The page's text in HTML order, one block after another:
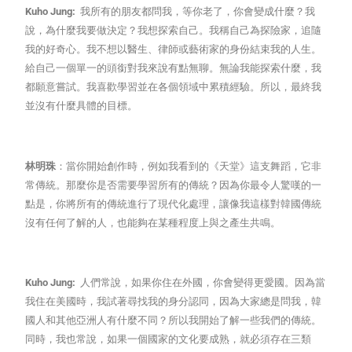
Kuho Jung: 我所有的朋友都問我，等你老了，你會變成什麼？我
說，為什麼我要做決定？我想探索自己。我稱自己為探險家，追隨
我的好奇心。我不想以醫生、律師或藝術家的身份結束我的人生。
給自己一個單一的頭銜對我來說有點無聊。無論我能探索什麼，我
都願意嘗試。我喜歡學習並在各個領域中累積經驗。所以，最終我
並沒有什麼具體的目標。
林明珠 ：當你開始創作時，例如我看到的《天堂》這支舞蹈，它非
常傳統。那麼你是否需要學習所有的傳統？因為你最令人驚嘆的一
點是，你將所有的傳統進行了現代化處理，讓像我這樣對韓國傳統
沒有任何了解的人，也能夠在某種程度上與之產生共鳴。
Kuho Jung: 人們常說，如果你住在外國，你會變得更愛國。因為當
我住在美國時，我試著尋找我的身分認同，因為大家總是問我，韓
國人和其他亞洲人有什麼不同？所以我開始了解一些我們的傳統。
同時，我也常說，如果一個國家的文化要成熟，就必須存在三類